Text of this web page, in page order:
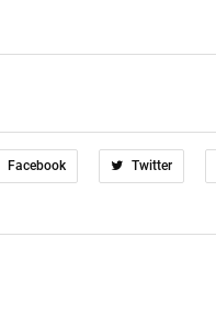
Facebook Twitter